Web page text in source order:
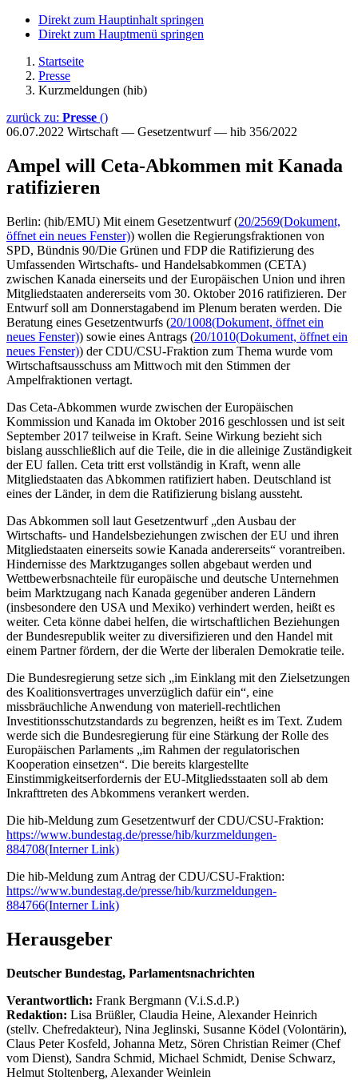
Direkt zum Hauptinhalt springen
Direkt zum Hauptmenü springen
Startseite
Presse
Kurzmeldungen (hib)
zurück zu: Presse ()
06.07.2022 Wirtschaft — Gesetzentwurf — hib 356/2022
Ampel will Ceta-Abkommen mit Kanada
ratifizieren
Berlin: (hib/EMU) Mit einem Gesetzentwurf (20/2569(Dokument,
öffnet ein neues Fenster)) wollen die Regierungsfraktionen von
SPD, Bündnis 90/Die Grünen und FDP die Ratifizierung des
Umfassenden Wirtschafts- und Handelsabkommen (CETA)
zwischen Kanada einerseits und der Europäischen Union und ihren
Mitgliedstaaten andererseits vom 30. Oktober 2016 ratifizieren. Der
Entwurf soll am Donnerstagabend im Plenum beraten werden. Die
Beratung eines Gesetzentwurfs (20/1008(Dokument, öffnet ein
neues Fenster)) sowie eines Antrags (20/1010(Dokument, öffnet ein
neues Fenster)) der CDU/CSU-Fraktion zum Thema wurde vom
Wirtschaftsausschuss am Mittwoch mit den Stimmen der
Ampelfraktionen vertagt.
Das Ceta-Abkommen wurde zwischen der Europäischen
Kommission und Kanada im Oktober 2016 geschlossen und ist seit
September 2017 teilweise in Kraft. Seine Wirkung bezieht sich
bislang ausschließlich auf die Teile, die in die alleinige Zuständigkeit
der EU fallen. Ceta tritt erst vollständig in Kraft, wenn alle
Mitgliedstaaten das Abkommen ratifiziert haben. Deutschland ist
eines der Länder, in dem die Ratifizierung bislang aussteht.
Das Abkommen soll laut Gesetzentwurf „den Ausbau der
Wirtschafts- und Handelsbeziehungen zwischen der EU und ihren
Mitgliedstaaten einerseits sowie Kanada andererseits“ vorantreiben.
Hindernisse des Marktzuganges sollen abgebaut werden und
Wettbewerbsnachteile für europäische und deutsche Unternehmen
beim Marktzugang nach Kanada gegenüber anderen Ländern
(insbesondere den USA und Mexiko) verhindert werden, heißt es
weiter. Ceta könne dabei helfen, die wirtschaftlichen Beziehungen
der Bundesrepublik weiter zu diversifizieren und den Handel mit
einem Partner fördern, der die Werte der liberalen Demokratie teile.
Die Bundesregierung setze sich „im Einklang mit den Zielsetzungen
des Koalitionsvertrages unverzüglich dafür ein“, eine
missbräuchliche Anwendung von materiell-rechtlichen
Investitionsschutzstandards zu begrenzen, heißt es im Text. Zudem
werde sich die Bundesregierung für eine Stärkung der Rolle des
Europäischen Parlaments „im Rahmen der regulatorischen
Kooperation einsetzen“. Die bereits klargestellte
Einstimmigkeitserfordernis der EU-Mitgliedsstaaten soll ab dem
Inkrafttreten des Abkommens verankert werden.
Die hib-Meldung zum Gesetzentwurf der CDU/CSU-Fraktion:
https://www.bundestag.de/presse/hib/kurzmeldungen-
884708(Interner Link)
Die hib-Meldung zum Antrag der CDU/CSU-Fraktion:
https://www.bundestag.de/presse/hib/kurzmeldungen-
884766(Interner Link)
Herausgeber
Deutscher Bundestag, Parlamentsnachrichten
Verantwortlich: Frank Bergmann (V.i.S.d.P.)
Redaktion: Lisa Brüßler, Claudia Heine, Alexander Heinrich
(stellv. Chefredakteur), Nina Jeglinski, Susanne Ködel (Volontärin),
Claus Peter Kosfeld, Johanna Metz, Sören Christian Reimer (Chef
vom Dienst), Sandra Schmid, Michael Schmidt, Denise Schwarz,
Helmut Stoltenberg, Alexander Weinlein